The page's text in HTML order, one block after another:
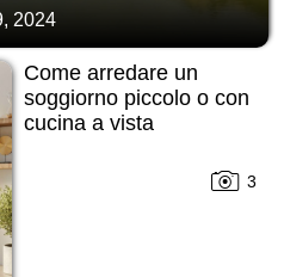
2024
Come arredare un
soggiorno piccolo o con
cucina a vista
3